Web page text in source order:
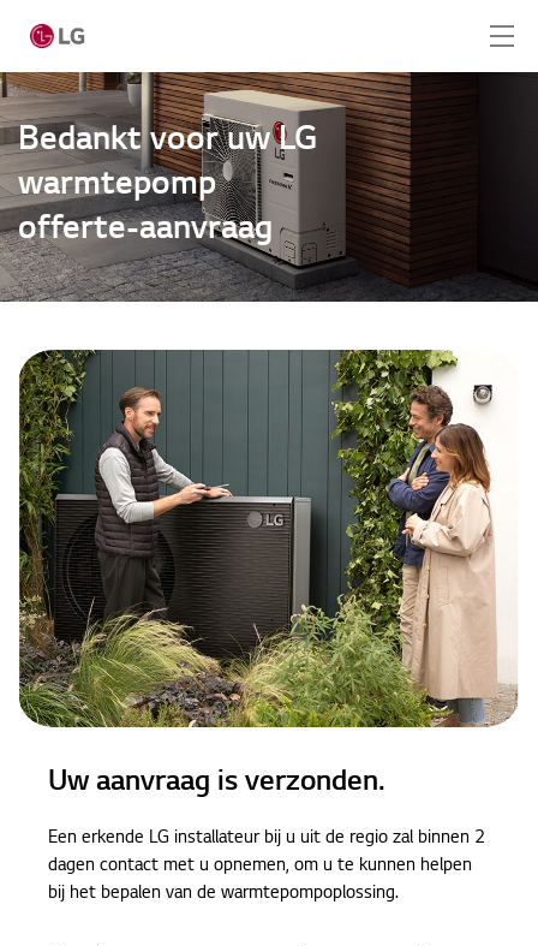
Home
Producten
Totaaloplossingen
Cases
Nieuws
CONTACT
Bedankt voor uw LG
warmtepomp
offerte-aanvraag
Uw aanvraag is verzonden.
Een erkende LG installateur bij u uit de regio zal binnen 2
dagen contact met u opnemen, om u te kunnen helpen
bij het bepalen van de warmtepompoplossing.